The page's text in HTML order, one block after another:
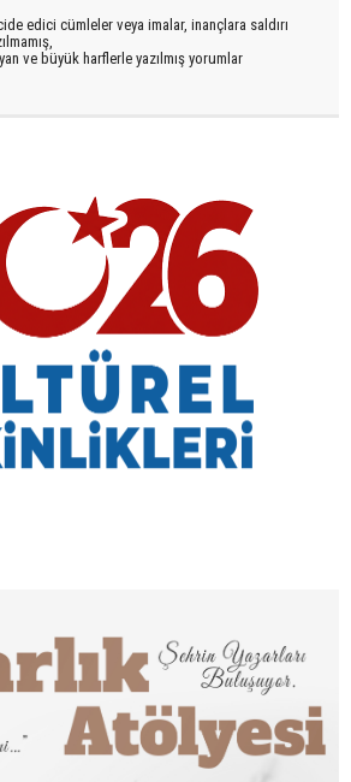
edici cümleler veya imalar, inançlara saldırı
ve büyük harflerle yazılmış yorumlar